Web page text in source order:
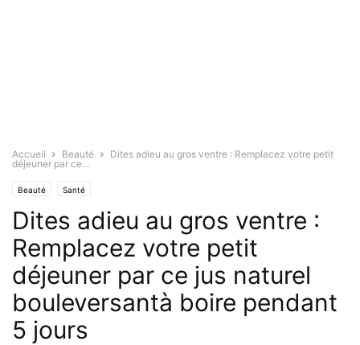
Accueil Beauté
Dites adieu au gros ventre : Remplacez votre petit
déjeuner par ce...
Beauté Santé
Dites adieu au gros ventre :
Remplacez votre petit
déjeuner par ce jus naturel
bouleversantà boire pendant
5 jours